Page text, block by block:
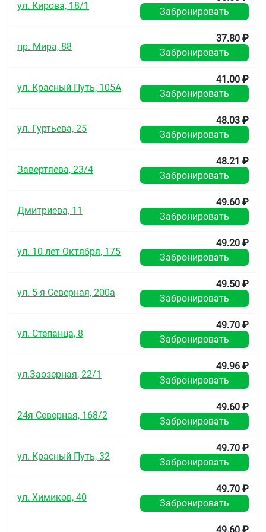
пациентов с нормальной функцией почек 80–100 %
Первичная профилактика острого инфаркта
миокарда при наличии факторов риска
(например, сахарный диабет, гиперлипидемия,
вторичная профилактика инфаркта миокарда
стабильная и нестабильная стенокардия
профилактика инсульта (в том числе, у
пациентов с преходящим нарушением
кровообращения
профилактика тромбоэмболии после операций
(например, аорто-коронарное шунтирование,
эндартерэктомия сонных артерий,
ангиопластика и стентирование коронарных
профилактика тромбоза глубоких вен и
тромбоэмболии лёгочной артерии и её ветвей
в результате обширного хирургического
вмешательства).
Повышенная чувствительность к АСК,
вспомогательным веществам в составе
эрозивно-язвенные поражения, желудочно-
кишечного тракта (в фазе обострения)
желудочно-кишечное кровотечение
бронхиальная астма, индуцированная
приёмом салицилатов и других НПВП
околоносовых пазух и непереносимости АСК
сочетанное применение с метотрексатом в
ул. Кирова, 18/1
Забронировать
пр. Мира, 88
37.80 ₽
Забронировать
ул. Красный Путь, 105А
41.00 ₽
Забронировать
ул. Гуртьева, 25
48.03 ₽
Забронировать
Завертяева, 23/4
48.21 ₽
Забронировать
Дмитриева, 11
49.60 ₽
Забронировать
ул. 10 лет Октября, 175
49.20 ₽
Забронировать
ул. 5-я Северная, 200а
49.50 ₽
Забронировать
ул. Степанца, 8
49.70 ₽
Забронировать
ул.Заозерная, 22/1
49.96 ₽
Забронировать
24я Северная, 168/2
49.60 ₽
Забронировать
ул. Красный Путь, 32
49.70 ₽
Забронировать
ул. Химиков, 40
49.70 ₽
Забронировать
49.60 ₽